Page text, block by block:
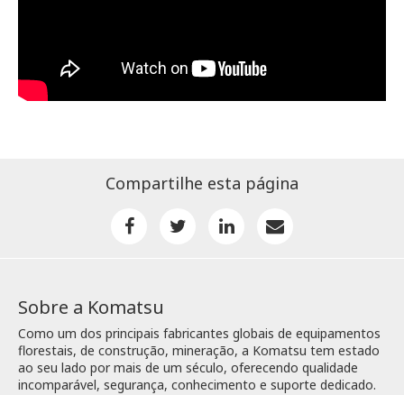
Compartilhe esta página
Sobre a Komatsu
Como um dos principais fabricantes globais de equipamentos
florestais, de construção, mineração, a Komatsu tem estado
ao seu lado por mais de um século, oferecendo qualidade
incomparável, segurança, conhecimento e suporte dedicado.